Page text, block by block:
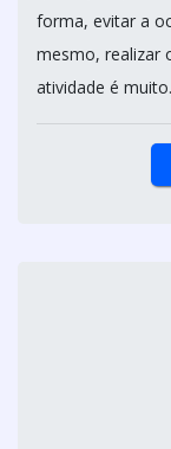
forma, evitar a
mesmo, realizar
atividade é